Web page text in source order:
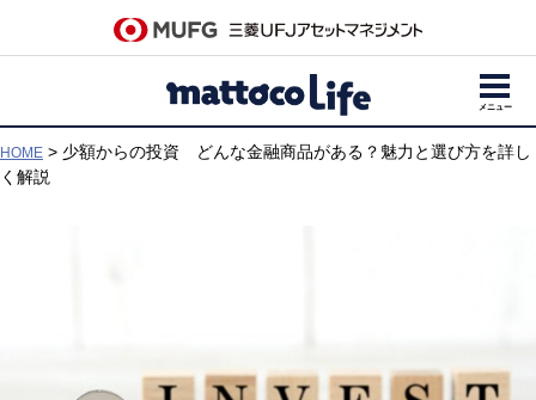
メニュー
HOME > 少額からの投資 どんな金融商品がある？魅力と選び方を詳し
く解説